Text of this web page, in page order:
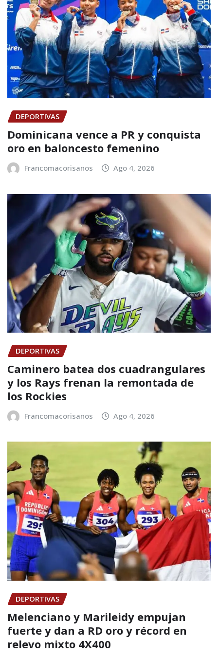
DEPORTIVAS
Dominicana vence a PR y conquista
oro en baloncesto femenino
Francomacorisanos Ago 4, 2026
DEPORTIVAS
Caminero batea dos cuadrangulares
y los Rays frenan la remontada de
los Rockies
Francomacorisanos Ago 4, 2026
DEPORTIVAS
Melenciano y Marileidy empujan
fuerte y dan a RD oro y récord en
relevo mixto 4X400